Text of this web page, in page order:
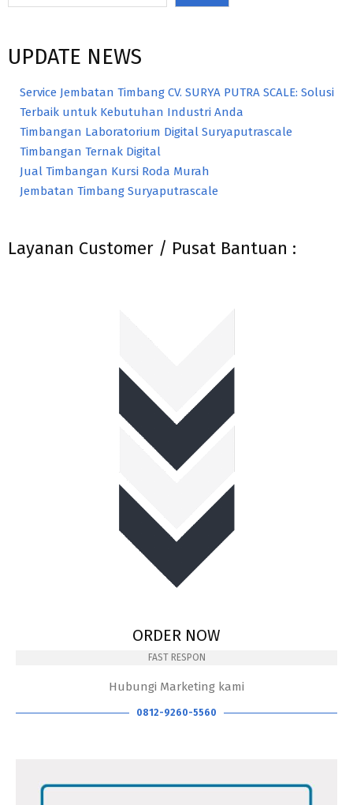
UPDATE NEWS
Service Jembatan Timbang CV. SURYA PUTRA SCALE: Solusi
Terbaik untuk Kebutuhan Industri Anda
Timbangan Laboratorium Digital Suryaputrascale
Timbangan Ternak Digital
Jual Timbangan Kursi Roda Murah
Jembatan Timbang Suryaputrascale
Layanan Customer / Pusat Bantuan :
ORDER NOW
FAST RESPON
Hubungi Marketing kami
0812-9260-5560